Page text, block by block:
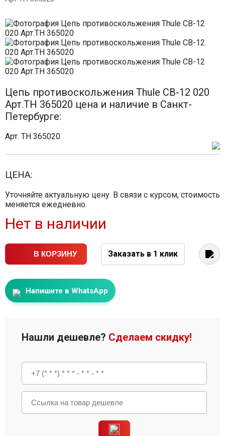
Цепь противоскольжения Thule CB-12 020
Арт.TH 365020 цена и наличие в Санкт-
Петербурге:
Арт. TH 365020
ЦЕНА:
Уточняйте актуальную цену. В связи с курсом, стоимость
меняется ежедневно.
Нет в наличии
В КОРЗИНУ Заказать в 1 клик
Напишите в WhatsApp
Нашли дешевле? Сделаем скидку!